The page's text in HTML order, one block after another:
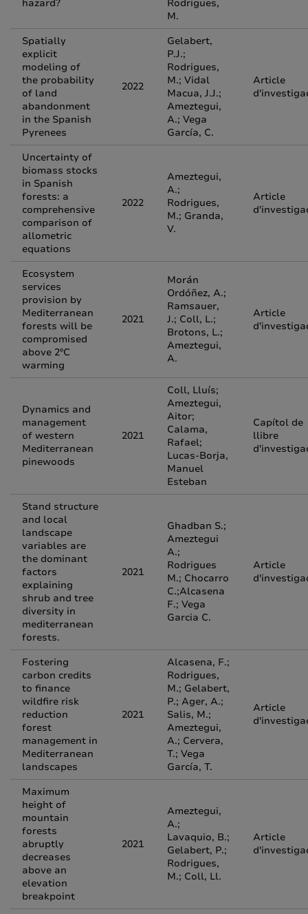
hazard?
Rodrigues,
M.
Spatially
explicit
modeling of
the probability
of land
abandonment
in the Spanish
Pyrenees
2022
Gelabert,
P.J.;
Rodrigues,
M.; Vidal
Macua, J.J.;
Ameztegui,
A.; Vega
García, C.
Article
Uncertainty of
biomass stocks
in Spanish
forests: a
comprehensive
comparison of
allometric
equations
2022
Ameztegui,
A.;
Rodrigues,
M.; Granda,
V.
Article
Ecosystem
services
provision by
Mediterranean
forests will be
compromised
above 2ºC
warming
2021
Morán
Ordóñez, A.;
Ramsauer,
J.; Coll, L.;
Brotons, L.;
Ameztegui,
A.
Article
Dynamics and
management
of western
Mediterranean
pinewoods
2021
Coll, Lluís;
Ameztegui,
Aitor;
Calama,
Rafael;
Lucas-Borja,
Manuel
Esteban
Capítol de
llibre
Stand structure
and local
landscape
variables are
the dominant
factors
explaining
shrub and tree
diversity in
mediterranean
forests.
2021
Ghadban S.;
Ameztegui
A.;
Rodrigues
M.; Chocarro
C.;Alcasena
F.; Vega
Garcia C.
Article
Fostering
carbon credits
to finance
wildfire risk
reduction
forest
management in
Mediterranean
landscapes
2021
Alcasena, F.;
Rodrigues,
M.; Gelabert,
P.; Ager, A.;
Salis, M.;
Ameztegui,
A.; Cervera,
T.; Vega
García, T.
Article
Maximum
height of
mountain
forests
abruptly
decreases
above an
elevation
breakpoint
2021
Ameztegui,
A.;
Lavaquio, B.;
Gelabert, P.;
Rodrigues,
M.; Coll, Ll.
Article